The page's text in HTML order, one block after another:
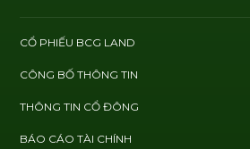
CỔ PHIẾU BCG LAND
CÔNG BỐ THÔNG TIN
THÔNG TIN CỔ ĐÔNG
BÁO CÁO TÀI CHÍNH